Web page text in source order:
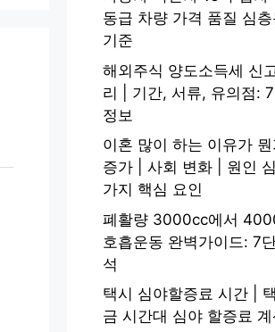
동급 차량 가격 품질 심
기준
해외주식 양도소득세 신
리 | 기간, 서류, 유의점:
정보
이혼 많이 하는 이유가
증가 | 사회 변화 | 원인
가지 핵심 요인
폐활량 3000cc에서
호흡운동 완벽가이드: 7
석
택시 심야할증료 시간 |
금 시간대 심야 할증료